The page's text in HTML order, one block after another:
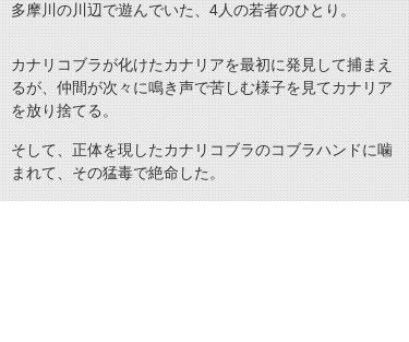
多摩川の川辺で遊んでいた、4人の若者のひとり。
カナリコブラが化けたカナリアを最初に発見して捕まえ
るが、仲間が次々に鳴き声で苦しむ様子を見てカナリア
を放り捨てる。
そして、正体を現したカナリコブラのコブラハンドに噛
まれて、その猛毒で絶命した。